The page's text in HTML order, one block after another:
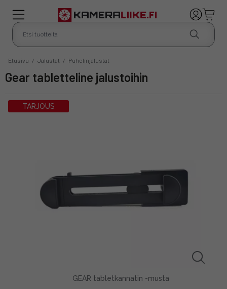
Etusivu / Jalustat / Puhelinjalustat
Gear tabletteline jalustoihin
TARJOUS
GEAR tabletkannatin -musta